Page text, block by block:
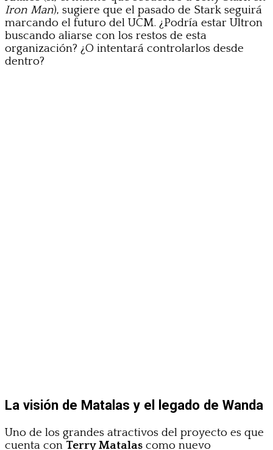
Iron Man), sugiere que el pasado de Stark seguirá
marcando el futuro del UCM. ¿Podría estar Ultron
buscando aliarse con los restos de esta
organización? ¿O intentará controlarlos desde
dentro?
La visión de Matalas y el legado de Wanda
Uno de los grandes atractivos del proyecto es que
cuenta con Terry Matalas como nuevo